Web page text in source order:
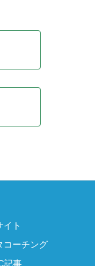
イト
コーチング
記事